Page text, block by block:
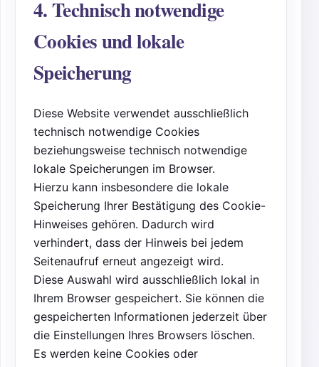
4. Technisch notwendige
Cookies und lokale
Speicherung
Diese Website verwendet ausschließlich
technisch notwendige Cookies
beziehungsweise technisch notwendige
lokale Speicherungen im Browser.
Hierzu kann insbesondere die lokale
Speicherung Ihrer Bestätigung des Cookie-
Hinweises gehören. Dadurch wird
verhindert, dass der Hinweis bei jedem
Seitenaufruf erneut angezeigt wird.
Diese Auswahl wird ausschließlich lokal in
Ihrem Browser gespeichert. Sie können die
gespeicherten Informationen jederzeit über
die Einstellungen Ihres Browsers löschen.
Es werden keine Cookies oder